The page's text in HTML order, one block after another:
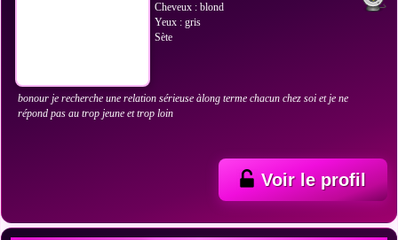
Cheveux : blond
Yeux : gris
Sète
bonour je recherche une relation sérieuse àlong terme chacun chez soi et je ne
répond pas au trop jeune et trop loin
Voir le profil